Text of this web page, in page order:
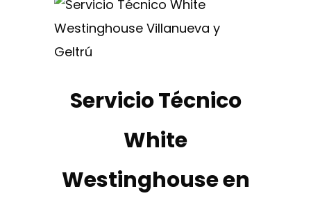
Servicio Técnico
White
Westinghouse en